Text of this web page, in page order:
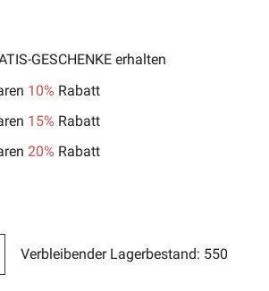
Mond & Sonne
& Haustiere
GESCHENKE erhalten
10% Rabatt
15% Rabatt
20% Rabatt
Verbleibender Lagerbestand: 550